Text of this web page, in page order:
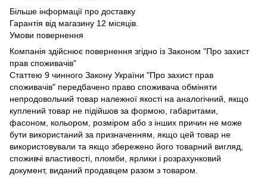
Більше інформації про доставку
Гарантія від магазину 12 місяців.
Умови повернення
Компанія здійснює повернення згідно із Законом "Про захист
прав споживачів"
Статтею 9 чинного Закону України "Про захист прав
споживачів" передбачено право споживача обміняти
непродовольчий товар належної якості на аналогічний, якщо
куплений товар не підійшов за формою, габаритами,
фасоном, кольором, розміром або з інших причин не може
бути використаний за призначенням, якщо цей товар не
використовували та якщо збережено його товарний вигляд,
споживчі властивості, пломби, ярлики і розрахунковий
документ, виданий продавцем разом з товаром.